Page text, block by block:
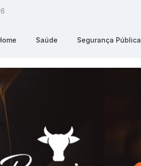
Saúde Segurança Pública